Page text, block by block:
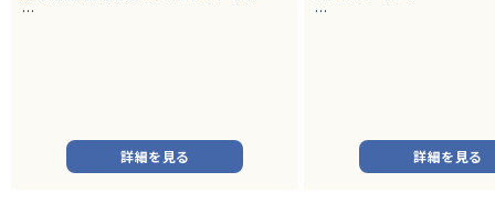
■業務内容
・SAP BWの既存データモデルおよび帳票出
詳細を見る
バーの開発
・ソフトウェア評価および不
詳細を見る